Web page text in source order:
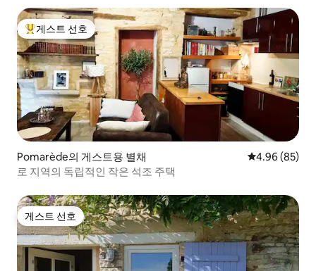
상위 게스트 선호
게스트 선호
Pomarède의 게스트용 별채 평점 4.96점(5
4.96 (85)
로 지역의 독립적인 작은 석조 주택
게스트 선호
게스트 선호